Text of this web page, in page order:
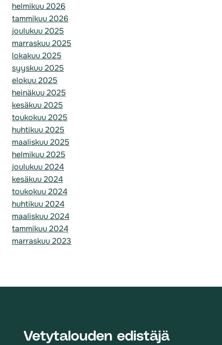
helmikuu 2026
tammikuu 2026
joulukuu 2025
marraskuu 2025
lokakuu 2025
syyskuu 2025
elokuu 2025
heinäkuu 2025
kesäkuu 2025
toukokuu 2025
huhtikuu 2025
maaliskuu 2025
helmikuu 2025
joulukuu 2024
kesäkuu 2024
toukokuu 2024
huhtikuu 2024
maaliskuu 2024
tammikuu 2024
marraskuu 2023
Vetytalouden edistäjä